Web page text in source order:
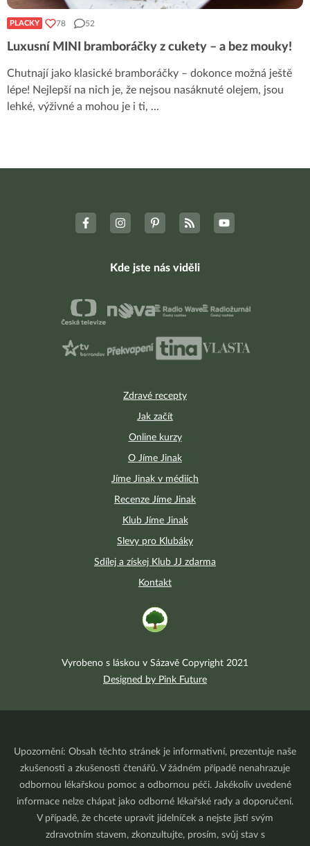
PLACKY 78 52
Luxusní MINI bramboráčky z cukety – a bez mouky!
Chutnají jako klasické bramboráčky – dokonce možná ještě
lépe! Nejlepší na nich je, že nejsou nasáknuté olejem, jsou
lehké, výživné a mohou je i ti, ...
Zdravé recepty
Jak začít
Online kurzy
O Jíme Jinak
Jíme Jinak v médiích
Recenze Jíme Jinak
Klub Jíme Jinak
Slevy pro Klubáky
Sdílej a získej Klub JJ zdarma
Kontakt
Kde jste nás viděli
Vyrobeno s láskou v Sázavě Copyright 2021
Designed by Pink Future
Upozornění: Obsah těchto stránek je informativní, prezentuje naše
zkušenosti a zkušenosti čtenářů. V žádném případě nenahrazuje
odbornou lékařskou pomoc a odbornou péči. Jakékoliv uvedené
informace nelze chápat jako odborné lékařské rady a doporučení.
V případě, že chcete upravit jídelníček a nejste jistí svým
zdravotním stavem, zkonzultujte, prosím, svůj stav s